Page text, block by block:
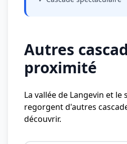
Autres
proximité
La vallée de Langevin et le
regorgent d'autres
découvrir.